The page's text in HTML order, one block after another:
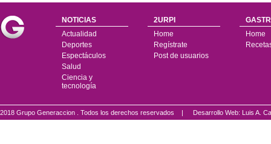
NOTICIAS
Actualidad
Deportes
Espectáculos
Salud
Ciencia y
tecnología
2URPI
Home
Regístrate
Post de usuarios
Home
2018 Grupo Generaccion . Todos los derechos reservados | Desarrollo Web: Luis